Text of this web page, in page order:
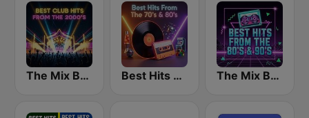
The Mix Best Club Hits From The 2000’s Best Hits From The 70’s & 80’s The Mix Best Hits From The 80’s & 90’s